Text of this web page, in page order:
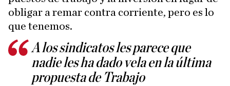
obligar a remar contra corriente, pero es lo
que tenemos.
A los sindicatos les parece que
nadie les ha dado vela en la última
propuesta de Trabajo